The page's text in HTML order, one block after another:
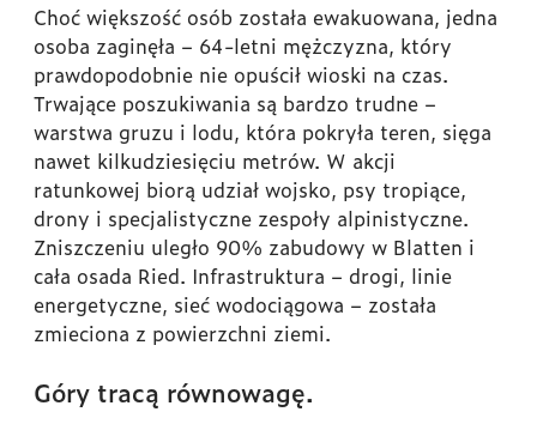
Choć większość osób została ewakuowana, jedna
osoba zaginęła – 64-letni mężczyzna, który
prawdopodobnie nie opuścił wioski na czas.
Trwające poszukiwania są bardzo trudne –
warstwa gruzu i lodu, która pokryła teren, sięga
nawet kilkudziesięciu metrów. W akcji
ratunkowej biorą udział wojsko, psy tropiące,
drony i specjalistyczne zespoły alpinistyczne.
Zniszczeniu uległo 90% zabudowy w Blatten i
cała osada Ried. Infrastruktura – drogi, linie
energetyczne, sieć wodociągowa – została
zmieciona z powierzchni ziemi.
Góry tracą równowagę.